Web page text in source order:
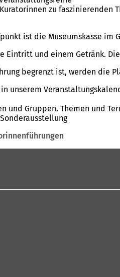
zu
ist die Museumskasse im
Eintritt und einem Getränk.
begrenzt ist, werden die
unserem
und Gruppen. Themen und